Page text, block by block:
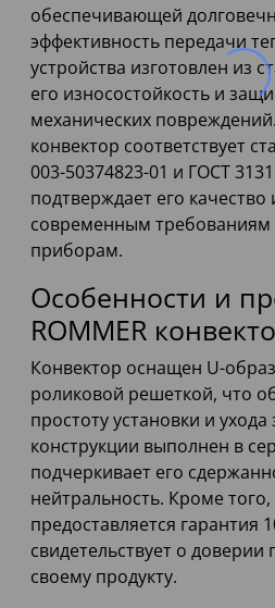
обеспечивающей
эффективность передачи
устройства изготовлен из
его износостойкость и
механических
конвектор соответствует
003-50374823-01 и ГОСТ
подтверждает его качество
современным требованиям
приборам.
Особенности и
ROMMER
Конвектор оснащен U-
роликовой решеткой, что
простоту установки и
конструкции выполнен в
подчеркивает его
нейтральность. Кроме
предоставляется гарантия
свидетельствует о доверии
своему продукту.